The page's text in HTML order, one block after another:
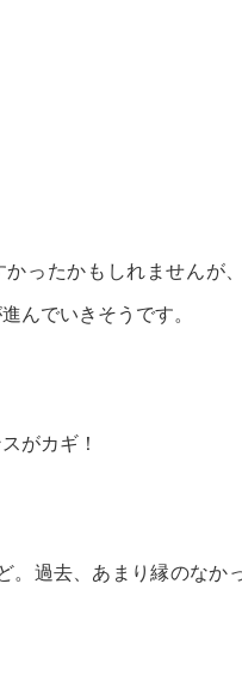
ったかもしれませんが
んでいきそうです。
がカギ！
過去、あまり縁のなか